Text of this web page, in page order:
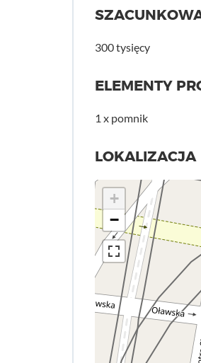
300 tysięcy
ELEMENTY
1 x pomnik
LOKALIZACJA
+
−